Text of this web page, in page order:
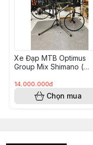
Xe Đạp MTB Optimus
Group Mix Shimano (
14.000.000đ
Chọn mua